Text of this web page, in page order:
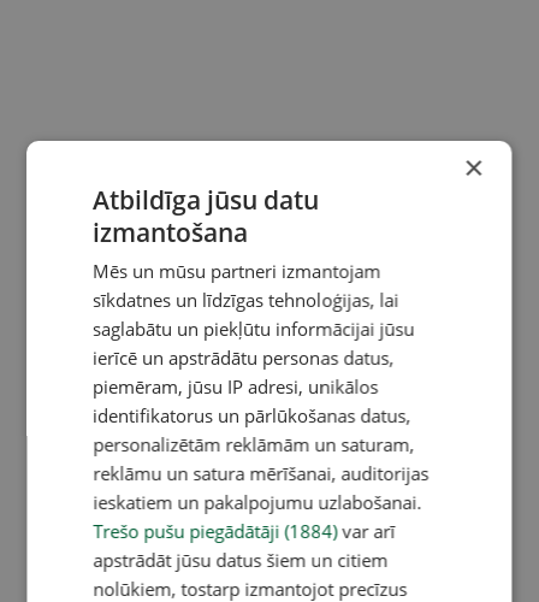
×
Atbildīga jūsu datu
izmantošana
Mēs un mūsu partneri izmantojam
sīkdatnes un līdzīgas tehnoloģijas, lai
saglabātu un piekļūtu informācijai jūsu
ierīcē un apstrādātu personas datus,
piemēram, jūsu IP adresi, unikālos
identifikatorus un pārlūkošanas datus,
personalizētām reklāmām un saturam,
reklāmu un satura mērīšanai, auditorijas
ieskatiem un pakalpojumu uzlabošanai.
Trešo pušu piegādātāji (1884)var arī
apstrādāt jūsu datus šiem un citiem
nolūkiem, tostarp izmantojot precīzus